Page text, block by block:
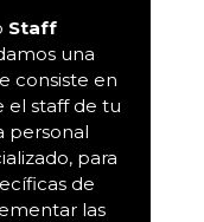
Staff
una
consiste en
staff de tu
personal
para
de
las